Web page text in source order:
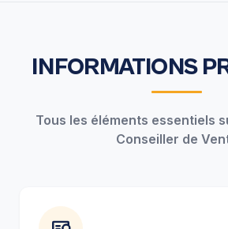
INFORMATIONS
Tous les éléments essentiels
Conseiller de